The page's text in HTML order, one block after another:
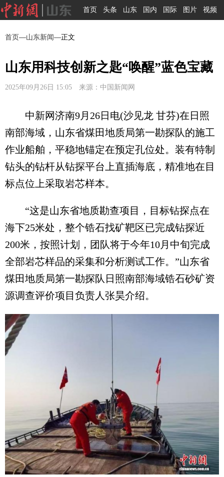
首页 头条 山东 国内 国际 图片 视频
首页—山东新闻—正文
山东用科技创新之匙“唤醒”蓝色宝藏
2025年09月26日 15:05 来源：中国新闻网
中新网济南9月26日电(沙见龙 甘芬)在日照
南部海域，山东省煤田地质局第一勘探队的施工
作业船舶，平稳地锚定在预定孔位处。装有特制
钻头的钻杆从钻探平台上直插海底，精准地在目
标点位上采取岩芯样本。
“这是山东省地质勘查项目，目标钻探点在
海下25米处，整个锆石找矿靶区已完成钻探近
200米，按照计划，团队将于今年10月中旬完成
全部岩芯样品的采集和分析测试工作。”山东省
煤田地质局第一勘探队日照南部海域锆石砂矿资
源调查评价项目负责人张昊介绍。